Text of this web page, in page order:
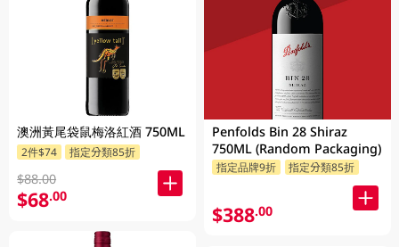
澳洲黃尾袋鼠梅洛紅酒 750ML
2件$74 指定分類85折
$88.00
$68.00
Penfolds Bin 28 Shiraz
750ML (Random Packaging)
指定品牌9折 指定分類85折
$388.00